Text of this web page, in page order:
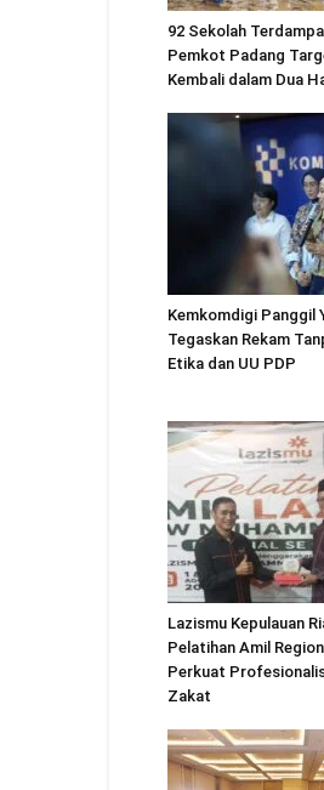
92 Sekolah
Pemkot Padang
Kembali dalam Dua
Kemkomdigi Panggil
Tegaskan Rekam
Etika dan UU PDP
Lazismu Kepulauan
Pelatihan Amil
Perkuat
Zakat